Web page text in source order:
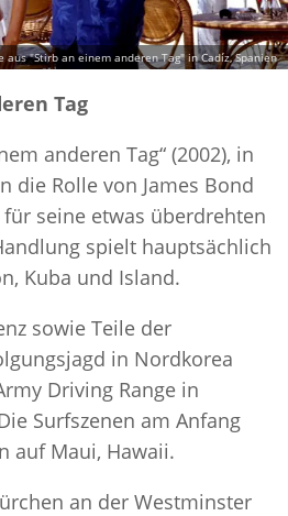
aus "Stirb an einem anderen Tag" in Cadíz, Spanien
Tag
anderen Tag“ (2002), in
die Rolle von James Bond
seine etwas überdrehten
spielt hauptsächlich
Kuba und Island.
sowie Teile der
in Nordkorea
Driving Range in
Surfszenen am Anfang
auf Maui, Hawaii.
an der Westminster